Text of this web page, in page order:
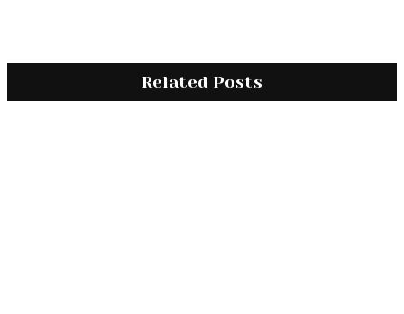
Related Posts